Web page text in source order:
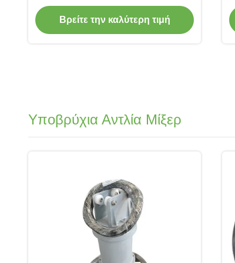
τη δύναμη στροφείων μύλων από
0.75-350kw .color μπορούν να είναι
μπλε, μαύρες και
Βρείτε την καλύτερη τιμή
Υποβρύχια Αντλία Μίξερ